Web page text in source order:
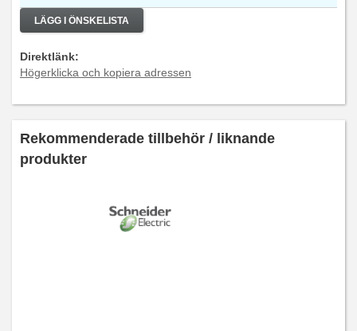
LÄGG I ÖNSKELISTA
Direktlänk:
Högerklicka och kopiera adressen
Rekommenderade tillbehör / liknande
produkter